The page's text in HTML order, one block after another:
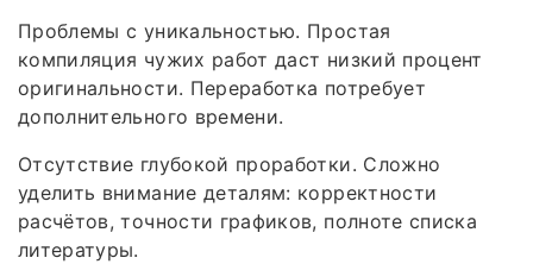
Проблемы с уникальностью. Простая
компиляция чужих работ даст низкий процент
оригинальности. Переработка потребует
дополнительного времени.
Отсутствие глубокой проработки. Сложно
уделить внимание деталям: корректности
расчётов, точности графиков, полноте списка
литературы.